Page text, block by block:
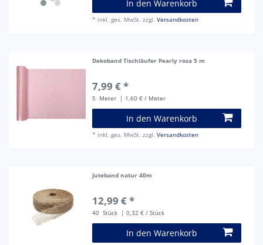
In den Warenkorb
* inkl. ges. MwSt. zzgl.Versandkosten
Dekoband Tischläufer Pearly rosa 5 m
7,99 € *
5 Meter | 1,60 € / Meter
In den Warenkorb
* inkl. ges. MwSt. zzgl.Versandkosten
Juteband natur 40m
12,99 € *
40 Stück | 0,32 € / Stück
In den Warenkorb